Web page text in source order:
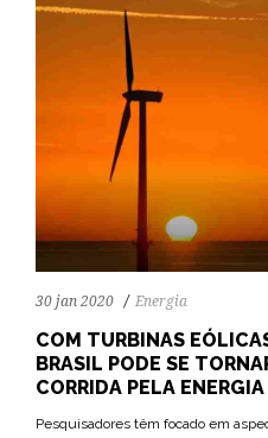
30 jan 2020 Energia
COM TURBINAS
BRASIL PODE SE
CORRIDA PELA
Pesquisadores têm focado em